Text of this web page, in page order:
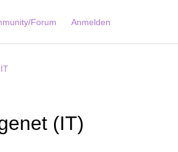
Forum Anmelden
(IT)